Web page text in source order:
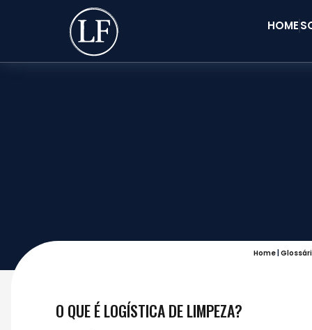
HOME
Home |
O QUE É LOGÍSTICA DE LIMPEZA?